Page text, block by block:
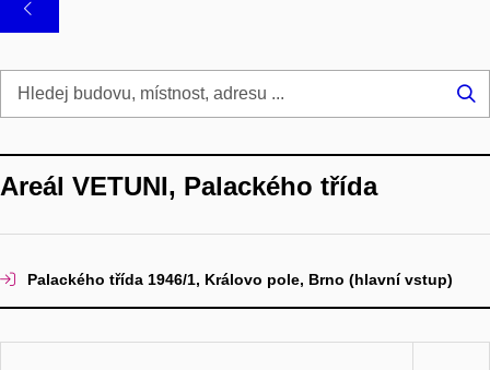
Areál VETUNI, Palackého třída
Palackého třída 1946/1, Královo pole, Brno (hlavní vstup)